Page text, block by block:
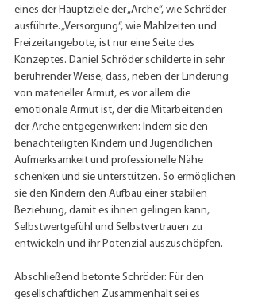
eines der Hauptziele der „Arche“, wie Schröder
ausführte. „Versorgung“, wie Mahlzeiten und
Freizeitangebote, ist nur eine Seite des
Konzeptes. Daniel Schröder schilderte in sehr
berührender Weise, dass, neben der Linderung
von materieller Armut, es vor allem die
emotionale Armut ist, der die Mitarbeitenden
der Arche entgegenwirken: Indem sie den
benachteiligten Kindern und Jugendlichen
Aufmerksamkeit und professionelle Nähe
schenken und sie unterstützen. So ermöglichen
sie den Kindern den Aufbau einer stabilen
Beziehung, damit es ihnen gelingen kann,
Selbstwertgefühl und Selbstvertrauen zu
entwickeln und ihr Potenzial auszuschöpfen.
Abschließend betonte Schröder: Für den
gesellschaftlichen Zusammenhalt sei es